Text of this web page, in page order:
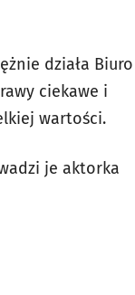
działa Biuro
ciekawe i
wartości.
je aktorka